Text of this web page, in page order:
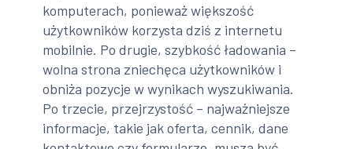
komputerach, ponieważ większość
użytkowników korzysta dziś z internetu
mobilnie. Po drugie, szybkość ładowania –
wolna strona zniechęca użytkowników i
obniża pozycje w wynikach wyszukiwania.
Po trzecie, przejrzystość – najważniejsze
informacje, takie jak oferta, cennik, dane